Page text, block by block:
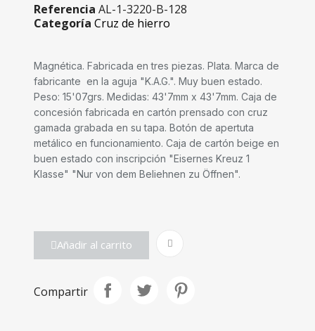
Referencia AL-1-3220-B-128
Categoría Cruz de hierro
Magnética. Fabricada en tres piezas. Plata. Marca de
fabricante en la aguja "K.A.G.". Muy buen estado.
Peso: 15'07grs. Medidas: 43'7mm x 43'7mm. Caja de
concesión fabricada en cartón prensado con cruz
gamada grabada en su tapa. Botón de apertuta
metálico en funcionamiento. Caja de cartón beige en
buen estado con inscripción "Eisernes Kreuz 1
Klasse" "Nur von dem Beliehnen zu Öffnen".
Añadir al carrito
Compartir